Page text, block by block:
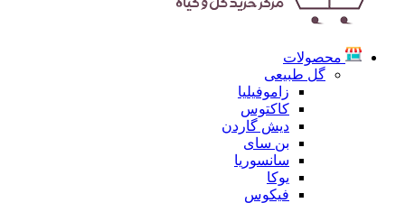
محصولات
گل طبیعی
زاموفیلیا
کاکتوس
دیش گاردن
بن سای
سانسوریا
یوکا
فیکوس